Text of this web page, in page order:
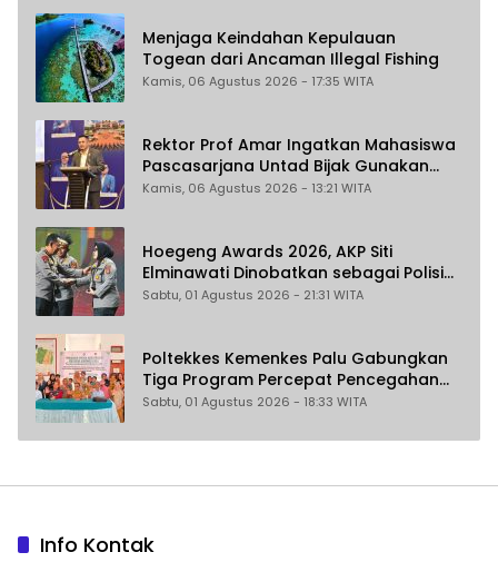
Menjaga Keindahan Kepulauan
Togean dari Ancaman Illegal Fishing
Kamis, 06 Agustus 2026 - 17:35 WITA
Rektor Prof Amar Ingatkan Mahasiswa
Pascasarjana Untad Bijak Gunakan
Akal Imitasi
Kamis, 06 Agustus 2026 - 13:21 WITA
Hoegeng Awards 2026, AKP Siti
Elminawati Dinobatkan sebagai Polisi
Pelindung Perempuan dan Anak
Sabtu, 01 Agustus 2026 - 21:31 WITA
Poltekkes Kemenkes Palu Gabungkan
Tiga Program Percepat Pencegahan
Stunting di Donggala
Sabtu, 01 Agustus 2026 - 18:33 WITA
Info Kontak